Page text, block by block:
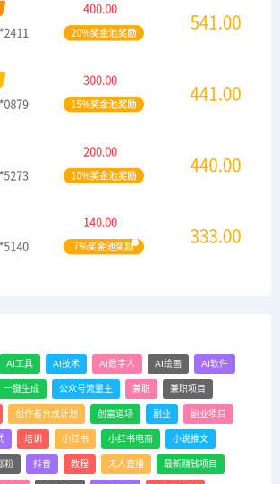
AI工具 AI技术 AI数字人 AI绘画 AI软件
一键生成 公众号流量主 兼职 兼职项目
创作者分成计划 创富道场 副业 副业项目
培训 小红书 小红书电商 小说推文
粉 抖音 教程 无人直播 最新赚钱项目